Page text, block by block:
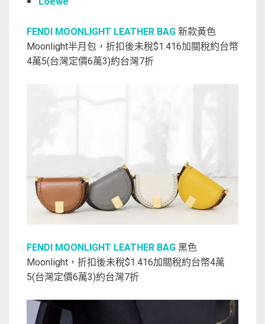
FENDI MOONLIGHT LEATHER BAG 新款黃色
Moonlight半月包，折扣後未稅$1.416加關稅約台幣
4萬5(台灣定價6萬3)約台灣7折
FENDI MOONLIGHT LEATHER BAG 黑色
Moonlight，折扣後未稅$1.416加關稅約台幣4萬
5(台灣定價6萬3)約台灣7折